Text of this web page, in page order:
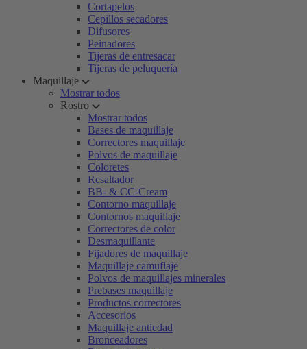
Cortapelos
Cepillos secadores
Difusores
Peinadores
Tijeras de entresacar
Tijeras de peluquería
Maquillaje
Mostrar todos
Rostro
Mostrar todos
Bases de maquillaje
Correctores maquillaje
Polvos de maquillaje
Coloretes
Resaltador
BB- & CC-Cream
Contorno maquillaje
Contornos maquillaje
Correctores de color
Desmaquillante
Fijadores de maquillaje
Maquillaje camuflaje
Polvos de maquillajes minerales
Prebases maquillaje
Productos correctores
Accesorios
Maquillaje antiedad
Bronceadores